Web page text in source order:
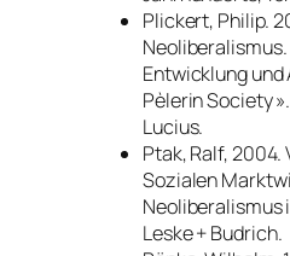
Plickert, Philip.
Entwicklung
Pèlerin Society »
Lucius.
Ptak, Ralf, 2004.
Sozialen
Neoliberalismus
Leske + Budrich.